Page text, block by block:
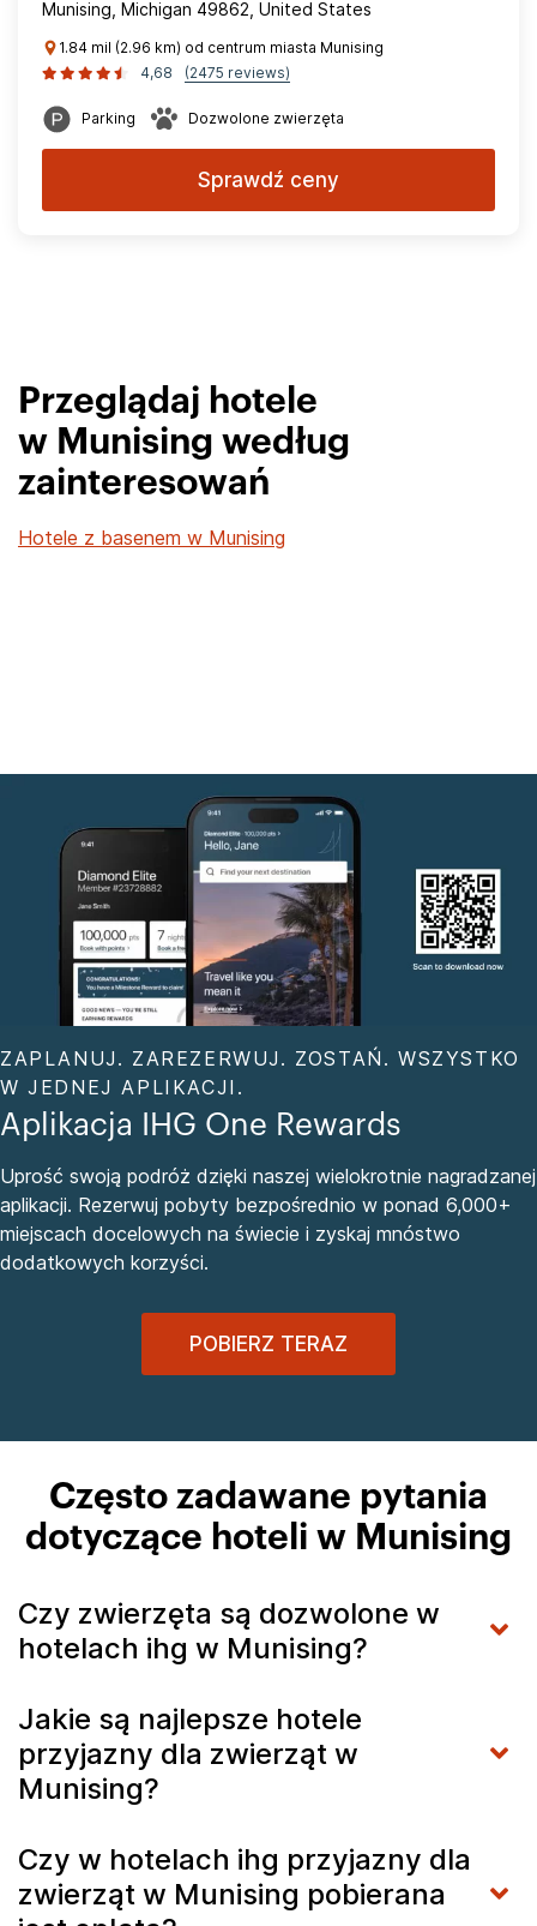
Munising, Michigan 49862, United States
1.84 mil (2.96 km) od centrum miasta Munising
4,68
(2475 reviews)
Parking Dozwolone zwierzęta
Sprawdź ceny
Przeglądaj hotele
w Munising według
zainteresowań
Hotele z basenem w Munising
ZAPLANUJ. ZAREZERWUJ. ZOSTAŃ. WSZYSTKO
W JEDNEJ APLIKACJI.
Aplikacja IHG One Rewards
Uprość swoją podróż dzięki naszej wielokrotnie nagradzanej
aplikacji. Rezerwuj pobyty bezpośrednio w ponad 6,000+
miejscach docelowych na świecie i zyskaj mnóstwo
dodatkowych korzyści.
POBIERZ TERAZ
Często zadawane pytania
dotyczące hoteli w Munising
Czy zwierzęta są dozwolone w
hotelach ihg w Munising?
Jakie są najlepsze hotele
przyjazny dla zwierząt w
Munising?
Czy w hotelach ihg przyjazny dla
zwierząt w Munising pobierana